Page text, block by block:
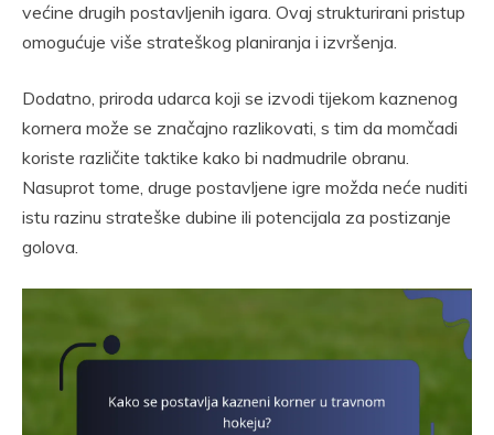
većine drugih postavljenih igara. Ovaj strukturirani pristup
omogućuje više strateškog planiranja i izvršenja.
Dodatno, priroda udarca koji se izvodi tijekom kaznenog
kornera može se značajno razlikovati, s tim da momčadi
koriste različite taktike kako bi nadmudrile obranu.
Nasuprot tome, druge postavljene igre možda neće nuditi
istu razinu strateške dubine ili potencijala za postizanje
golova.